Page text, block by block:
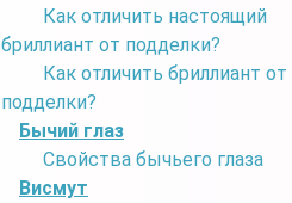
Как отличить настоящий
бриллиант от подделки?
Как отличить бриллиант от
подделки?
Бычий глаз
Свойства бычьего глаза
Висмут